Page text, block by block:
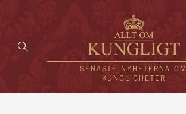
SENASTE NYHETERNA OM
KUNGLIGHETER